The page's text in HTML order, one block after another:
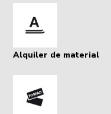
Alquiler de material